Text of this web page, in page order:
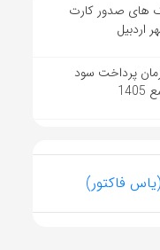
های صدور کارت
اردبیل
پرداخت سود
(یاس فاکتور)